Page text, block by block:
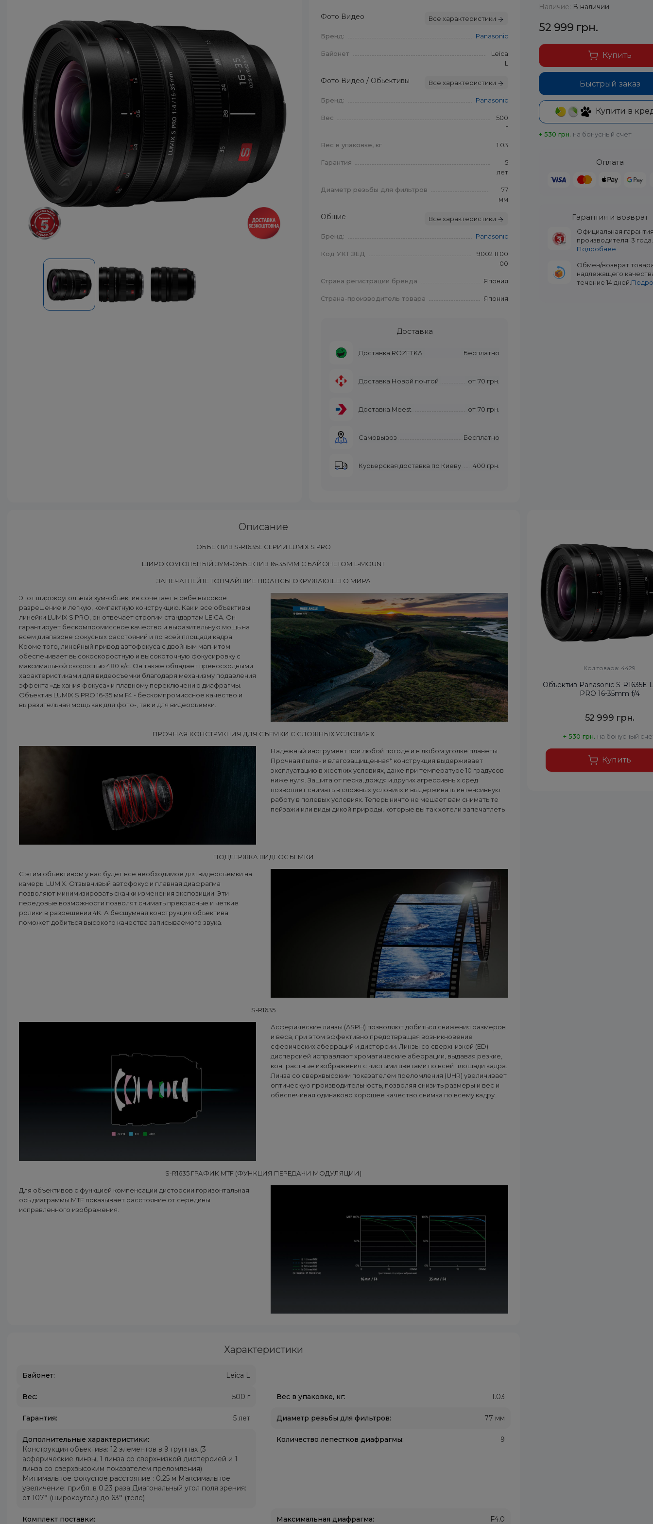
Фото Видео Все характеристики
Бренд: Panasonic
Байонет
Leica
L
Фото Видео / Обьективы Все характеристики
Бренд: Panasonic
Вес
500
г
Вес в упаковке, кг 1.03
Гарантия
5
лет
Диаметр резьбы для фильтров
77
мм
Общие Все характеристики
Бренд: Panasonic
Код УКТ ЗЕД
9002 11 00
00
Страна регистрации бренда Япония
Страна-производитель товара Япония
Доставка
Доставка ROZETKA Бесплатно
Доставка Новой почтой от 70 грн.
Доставка Meest от 70 грн.
Самовывоз Бесплатно
Курьерская доставка по Киеву 400 грн.
Наличие: В наличии
52 999 грн.
Быстрый заказ
Купить
Купити в
+ 530 грн. на бонусный счет
Оплата
Гарантия и возврат
Официальная
производителя: 3 года.
Подробнее
Обмен/возврат
надлежащего
течение 14 дней.
Описание
ОБЪЕКТИВ S-R1635E СЕРИИ LUMIX S PRO
ШИРОКОУГОЛЬНЫЙ ЗУМ-ОБЪЕКТИВ 16-35 ММ С БАЙОНЕТОМ L-MOUNT
ЗАПЕЧАТЛЕЙТЕ ТОНЧАЙШИЕ НЮАНСЫ ОКРУЖАЮЩЕГО МИРА
Этот широкоугольный зум-объектив сочетает в себе высокое
разрешение и легкую, компактную конструкцию. Как и все объективы
линейки LUMIX S PRO, он отвечает строгим стандартам LEICA. Он
гарантирует бескомпромиссное качество и выразительную мощь на
всем диапазоне фокусных расстояний и по всей площади кадра.
Кроме того, линейный привод автофокуса с двойным магнитом
обеспечивает высокоскоростную и высокоточную фокусировку с
максимальной скоростью 480 к/с. Он также обладает превосходными
характеристиками для видеосъемки благодаря механизму подавления
эффекта «дыхания фокуса» и плавному переключению диафрагмы.
Объектив LUMIX S PRO 16-35 мм F4 - бескомпромиссное качество и
выразительная мощь как для фото-, так и для видеосъемки.
ПРОЧНАЯ КОНСТРУКЦИЯ ДЛЯ СЪЕМКИ С СЛОЖНЫХ УСЛОВИЯХ
Надежный инструмент при любой погоде и в любом уголке планеты.
Прочная пыле- и влагозащищенная* конструкция выдерживает
эксплуатацию в жестких условиях, даже при температуре 10 градусов
ниже нуля. Защита от песка, дождя и других агрессивных сред
позволяет снимать в сложных условиях и выдерживать интенсивную
работу в полевых условиях. Теперь ничто не мешает вам снимать те
пейзажи или виды дикой природы, которые вы так хотели запечатлеть
ПОДДЕРЖКА ВИДЕОСЪЕМКИ
С этим объективом у вас будет все необходимое для видеосъемки на
камеры LUMIX. Отзывчивый автофокус и плавная диафрагма
позволяют минимизировать скачки изменения экспозиции. Эти
передовые возможности позволят снимать прекрасные и четкие
ролики в разрешении 4K. А бесшумная конструкция объектива
поможет добиться высокого качества записываемого звука.
S-R1635
Асферические линзы (ASPH) позволяют добиться снижения размеров
и веса, при этом эффективно предотвращая возникновение
сферических аберраций и дисторсии. Линзы со сверхнизкой (ED)
дисперсией исправляют хроматические аберрации, выдавая резкие,
контрастные изображения с чистыми цветами по всей площади кадра.
Линза со сверхвысоким показателем преломления (UHR) увеличивает
оптическую производительность, позволяя снизить размеры и вес и
обеспечивая одинаково хорошее качество снимка по всему кадру.
S-R1635 ГРАФИК MTF (ФУНКЦИЯ ПЕРЕДАЧИ МОДУЛЯЦИИ)
Для объективов с функцией компенсации дисторсии горизонтальная
ось диаграммы MTF показывает расстояние от середины
исправленного изображения.
Характеристики
Байонет: Leica L
Вес: 500 г Вес в упаковке, кг: 1.03
Гарантия: 5 лет Диаметр резьбы для фильтров: 77 мм
Дополнительные характеристики:
Конструкция объектива: 12 элементов в 9 группах (3
асферические линзы, 1 линза со сверхнизкой дисперсией и 1
линза со сверхвысоким показателем преломления)
Минимальное фокусное расстояние : 0.25 м Максимальное
увеличение: прибл. в 0.23 раза Диагональный угол поля зрения:
от 107° (широкоугол.) до 63° (теле)
Количество лепестков диафрагмы: 9
Комплект поставки: Максимальная диафрагма: F4.0
Код товара: 4429
Объектив Panasonic S-R1635E
PRO 16-35mm f/4
52 999 грн.
+ 530 грн. на бонусный
Купить